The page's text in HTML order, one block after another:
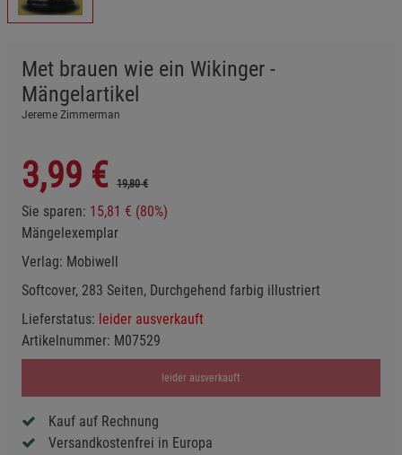
Met brauen wie ein Wikinger -
Mängelartikel
Jereme Zimmerman
3,99 € 19,80 €
Sie sparen: 15,81 € (80%)
Mängelexemplar
Verlag: Mobiwell
Softcover, 283 Seiten, Durchgehend farbig illustriert
Lieferstatus: leider ausverkauft
Artikelnummer: M07529
leider ausverkauft
Kauf auf Rechnung
Versandkostenfrei in Europa